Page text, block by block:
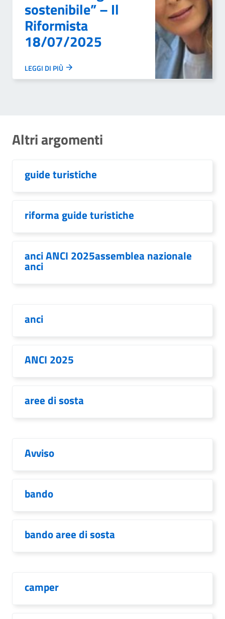
sostenibile” – Il
Riformista
18/07/2025
LEGGI DI PIÙ
Altri argomenti
guide turistiche
riforma guide turistiche
anci ANCI 2025assemblea nazionale
anci
anci
ANCI 2025
aree di sosta
Avviso
bando
bando aree di sosta
camper